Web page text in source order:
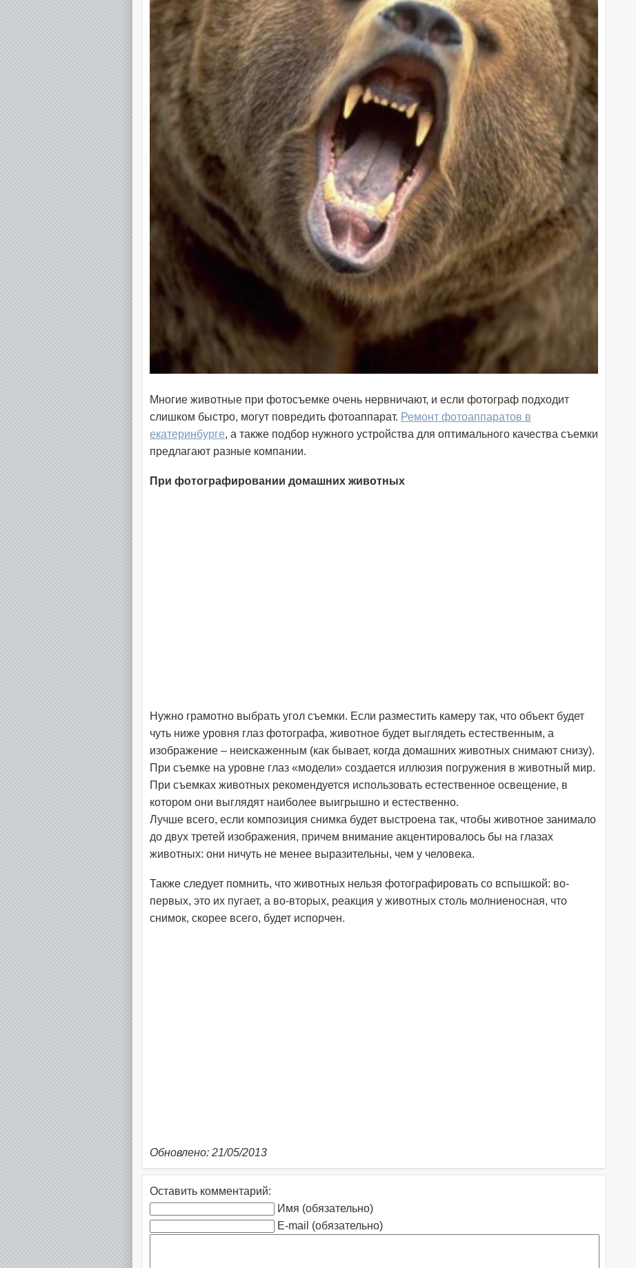
Многие животные при фотосъемке очень нервничают, и если фотограф подходит
слишком быстро, могут повредить фотоаппарат. Ремонт фотоаппаратов в
екатеринбурге, а также подбор нужного устройства для оптимального качества съемки
предлагают разные компании.
При фотографировании домашних животных
Нужно грамотно выбрать угол съемки. Если разместить камеру так, что объект будет
чуть ниже уровня глаз фотографа, животное будет выглядеть естественным, а
изображение – неискаженным (как бывает, когда домашних животных снимают снизу).
При съемке на уровне глаз «модели» создается иллюзия погружения в животный мир.
При съемках животных рекомендуется использовать естественное освещение, в
котором они выглядят наиболее выигрышно и естественно.
Лучше всего, если композиция снимка будет выстроена так, чтобы животное занимало
до двух третей изображения, причем внимание акцентировалось бы на глазах
животных: они ничуть не менее выразительны, чем у человека.
Также следует помнить, что животных нельзя фотографировать со вспышкой: во-
первых, это их пугает, а во-вторых, реакция у животных столь молниеносная, что
снимок, скорее всего, будет испорчен.
Обновлено: 21/05/2013
Оставить комментарий:
Имя (обязательно)
E-mail (обязательно)